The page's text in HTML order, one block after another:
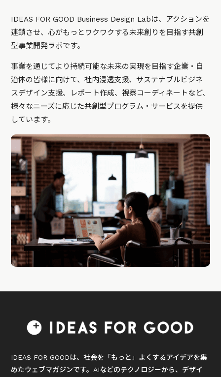
IDEAS FOR GOOD Business Design Labは、アクションを
連鎖させ、心がもっとワクワクする未来創りを目指す共創
型事業開発ラボです。
事業を通じてより持続可能な未来の実現を目指す企業・自
治体の皆様に向けて、社内浸透支援、サステナブルビジネ
スデザイン支援、レポート作成、視察コーディネートなど、
様々なニーズに応じた共創型プログラム・サービスを提供
しています。
IDEAS FOR GOODは、社会を「もっと」よくするアイデアを集
めたウェブマガジンです。AIなどのテクノロジーから、デザイ